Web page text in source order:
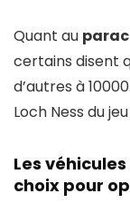
Quant au
certains disent
d’autres à
Loch Ness du
Les
choix pour